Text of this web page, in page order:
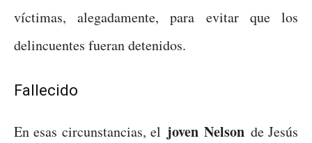
víctimas, alegadamente, para evitar que los
delincuentes fueran detenidos.
Fallecido
En esas circunstancias, el joven Nelson de Jesús